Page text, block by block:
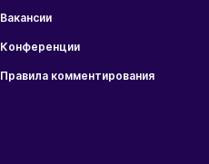
Вакансии
Конференции
Правила комментирования